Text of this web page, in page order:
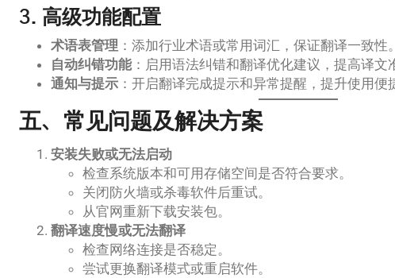
3. 高级功能配置
术语表管理 ：添加行业术语或常用词汇，保证翻译一致性。
自动纠错功能：启用语法纠错和翻译优化建议，提高译文
通知与提示 ：开启翻译完成提示和异常提醒，提升使用便
五、常见问题及解决方案
安装失败或无法启动
检查系统版本和可用存储空间是否符合要求。
关闭防火墙或杀毒软件后重试。
从官网重新下载安装包。
翻译速度慢或无法翻译
检查网络连接是否稳定。
尝试更换翻译模式或重启软件。